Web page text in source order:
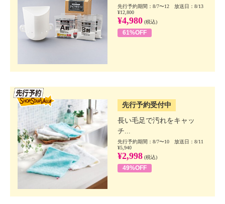
先行予約期間：8/7〜12 放送日：8/13
¥12,800
¥4,980 (税込)
61%OFF
先行予約受付中
長い毛足で汚れをキャッ
チ...
先行予約期間：8/7〜10 放送日：8/11
¥5,940
¥2,998 (税込)
49%OFF